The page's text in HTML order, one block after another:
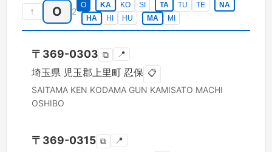
↑ O 2
O KA KO SI TA TU TE
NA
HA
HI HU MA MI
〒 369-0303 ⧉ 📍
埼玉県 児玉郡上里町 忍保 📋
SAITAMA KEN KODAMA GUN KAMISATO MACHI
OSHIBO
〒 369-0315 ⧉ 📍